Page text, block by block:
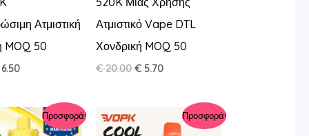
Ατμιστική
MOQ 50
Η
είναι:
€ 6.50.
Ατμιστικό Vape DTL
Χονδρική MOQ 50
€20.00 Original
€5.70Η
είναι:
€ 5.70.
Προσφορά! Προσφορά!